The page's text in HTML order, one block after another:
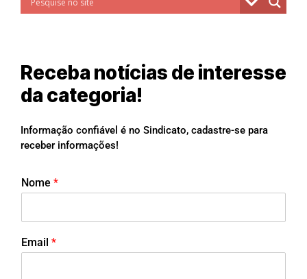
Receba notícias de interesse
da categoria!
Informação confiável é no Sindicato, cadastre-se para
receber informações!
Nome *
Email *